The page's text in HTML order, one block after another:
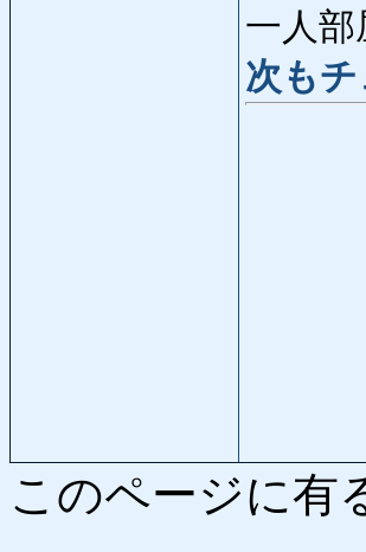
一人部
次もチ
このページに有